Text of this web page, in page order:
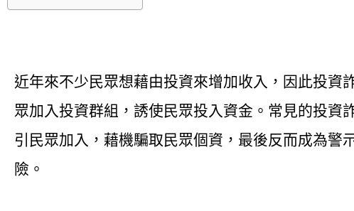
近年來不少民眾想藉由投資來增加收入，因此投資
眾加入投資群組，誘使民眾投入資金。常見的投資
引民眾加入，藉機騙取民眾個資，最後反而成為警
險。